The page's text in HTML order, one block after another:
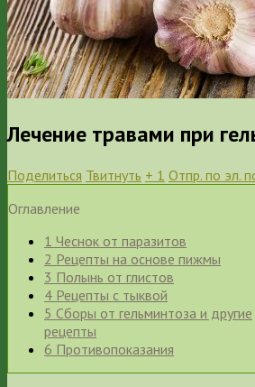
Лечение травами при
Поделиться Твитнуть + 1 Отпр. по эл.
Оглавление
1 Чеснок от паразитов
2 Рецепты на основе пижмы
3 Полынь от глистов
4 Рецепты с тыквой
5 Сборы от гельминтоза и другие
рецепты
6 Противопоказания